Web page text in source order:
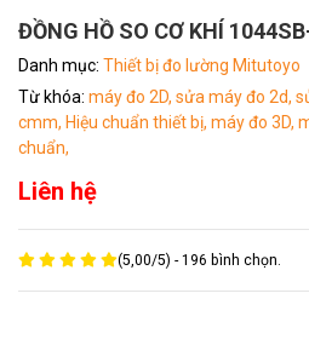
ĐỒNG HỒ SO CƠ KHÍ
Danh mục: Thiết bị đo lường Mitutoyo
Từ khóa: máy đo 2D, sửa máy đo 2d,
cmm, Hiệu chuẩn thiết bị, máy đo 3D,
chuẩn,
Liên hệ
(5,00/5) -196 bình chọn.